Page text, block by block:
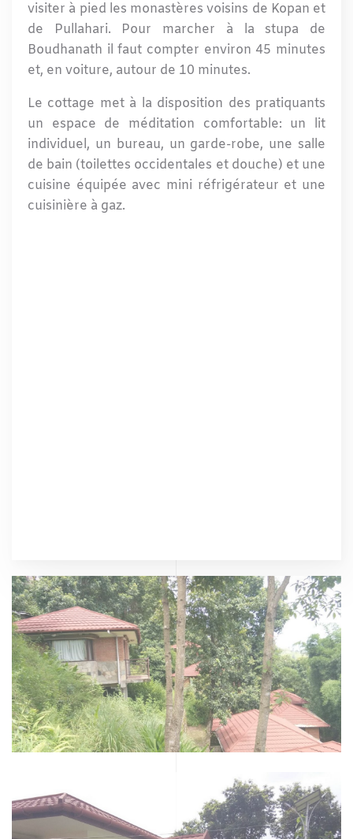
visiter à pied les monastères voisins de Kopan et
de Pullahari. Pour marcher à la stupa de
Boudhanath il faut compter environ 45 minutes
et, en voiture, autour de 10 minutes.
Le cottage met à la disposition des pratiquants
un espace de méditation comfortable: un lit
individuel, un bureau, un garde-robe, une salle
de bain (toilettes occidentales et douche) et une
cuisine équipée avec mini réfrigérateur et une
cuisinière à gaz.